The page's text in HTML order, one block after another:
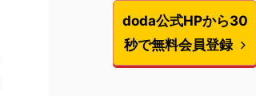
doda公式HPから30
秒で無料会員登録